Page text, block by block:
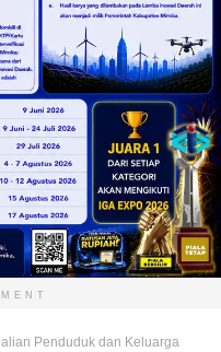
Penduduk dan Keluarga